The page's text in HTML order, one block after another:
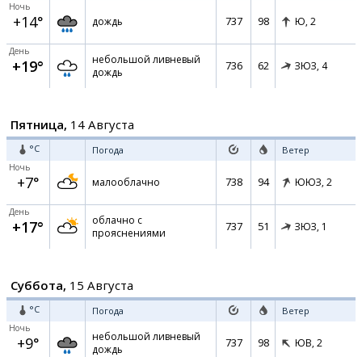
Ночь
+14° дождь 737 98 Ю, 2
День
+19°
небольшой ливневый
дождь
736 62 ЗЮЗ, 4
Пятница, 14 Августа
°C Погода Ветер
Ночь
+7° малооблачно 738 94 ЮЮЗ, 2
День
+17°
облачно с
прояснениями
737 51 ЗЮЗ, 1
Суббота, 15 Августа
°C Погода Ветер
Ночь
+9°
небольшой ливневый
дождь
737 98 ЮВ, 2